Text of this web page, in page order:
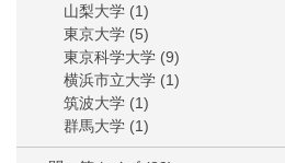
山梨大学 (1)
東京大学 (5)
東京科学大学 (9)
横浜市立大学 (1)
筑波大学 (1)
群馬大学 (1)